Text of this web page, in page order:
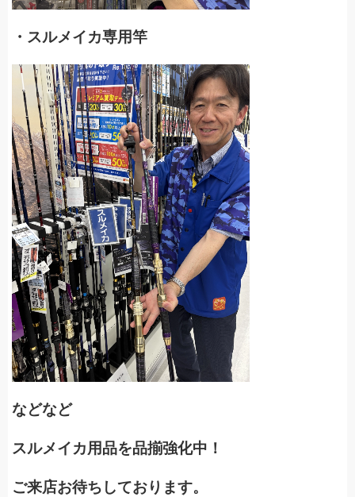
・スルメイカ専用竿
などなど
スルメイカ用品を品揃強化中！
ご来店お待ちしております。